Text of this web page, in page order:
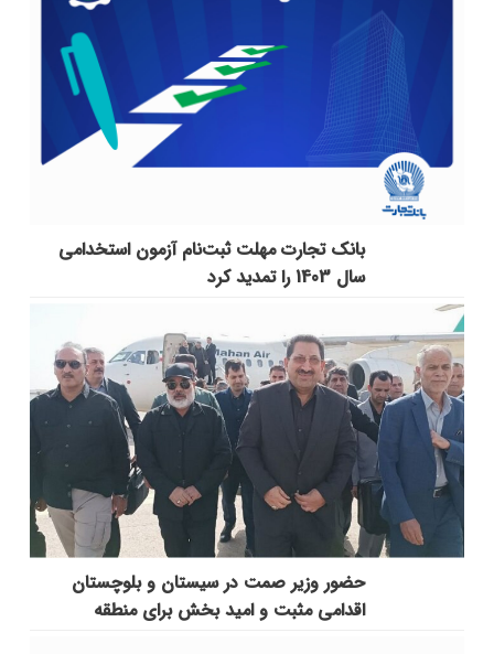
بانک تجارت مهلت ثبت‌نام آزمون استخدامی
سال 1403 را تمدید کرد
حضور وزیر صمت در سیستان و بلوچستان
اقدامی مثبت و امید بخش برای منطقه